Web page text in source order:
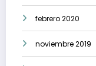
febrero 2020
noviembre 2019